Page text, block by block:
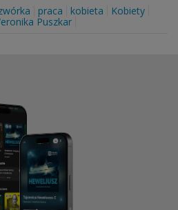
praca kobieta
Kobiety
Puszkar